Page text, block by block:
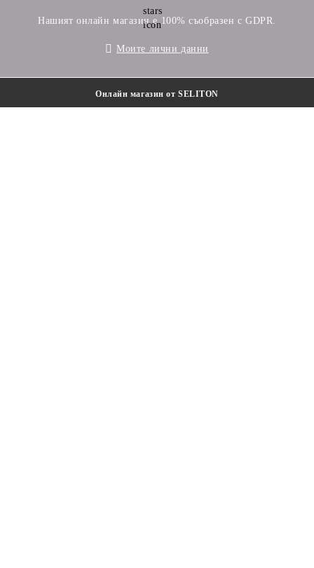
Нашият онлайн магазин е 100% съобразен с GDPR.
Моите лични данни
Онлайн магазин от SELITON